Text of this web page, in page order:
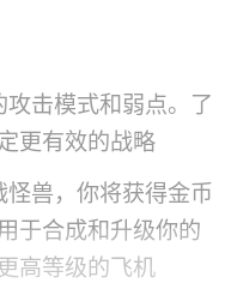
击模式和弱点。了
更有效的战略
兽，你将获得金币
于合成和升级你的
高等级的飞机